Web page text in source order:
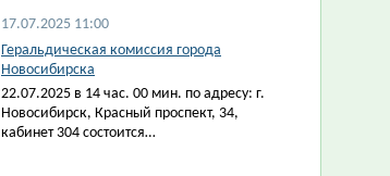
17.07.2025 11:00
Геральдическая комиссия города
Новосибирска
22.07.2025 в 14 час. 00 мин. по адресу: г.
Новосибирск, Красный проспект, 34,
кабинет 304 состоится…